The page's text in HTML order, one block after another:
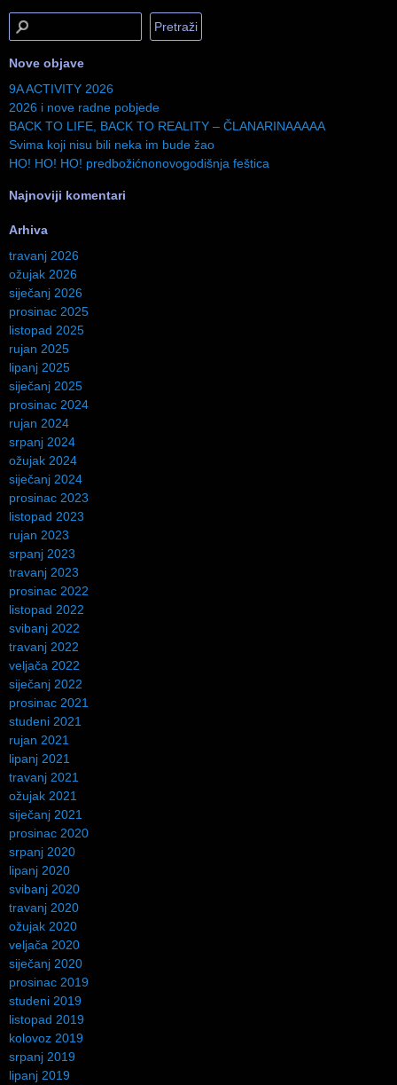
Nove objave
9A ACTIVITY 2026
2026 i nove radne pobjede
BACK TO LIFE, BACK TO REALITY – ČLANARINAAAAA
Svima koji nisu bili neka im bude žao
HO! HO! HO! predbožićnonovogodišnja feštica
Najnoviji komentari
Arhiva
travanj 2026
ožujak 2026
siječanj 2026
prosinac 2025
listopad 2025
rujan 2025
lipanj 2025
siječanj 2025
prosinac 2024
rujan 2024
srpanj 2024
ožujak 2024
siječanj 2024
prosinac 2023
listopad 2023
rujan 2023
srpanj 2023
travanj 2023
prosinac 2022
listopad 2022
svibanj 2022
travanj 2022
veljača 2022
siječanj 2022
prosinac 2021
studeni 2021
rujan 2021
lipanj 2021
travanj 2021
ožujak 2021
siječanj 2021
prosinac 2020
srpanj 2020
lipanj 2020
svibanj 2020
travanj 2020
ožujak 2020
veljača 2020
siječanj 2020
prosinac 2019
studeni 2019
listopad 2019
kolovoz 2019
srpanj 2019
lipanj 2019